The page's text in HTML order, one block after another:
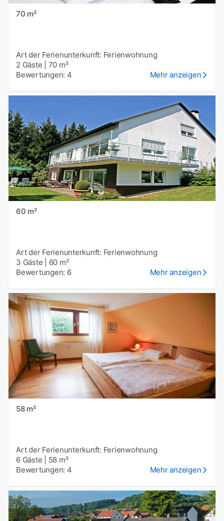
70 m²
Art der Ferienunterkunft: Ferienwohnung
2 Gäste
70 m²
Bewertungen: 4
Mehr anzeigen
60 m²
Art der Ferienunterkunft: Ferienwohnung
3 Gäste
60 m²
Bewertungen: 6
Mehr anzeigen
58 m²
Art der Ferienunterkunft: Ferienwohnung
6 Gäste
58 m²
Bewertungen: 4
Mehr anzeigen